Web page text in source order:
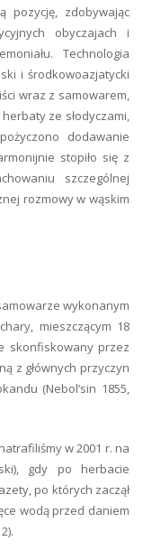
pozycję, zdobywając
obyczajach i
Technologia
i środkowoazjatycki
wraz z samowarem,
ze słodyczami,
dodawanie
stopiło się z
szczególnej
rozmowy w wąskim
wykonanym
mieszczącym 18
skonfiskowany przez
z głównych przyczyn
(Nebol’sin 1855,
w 2001 r. na
gdy po herbacie
po których zaczął
wodą przed daniem